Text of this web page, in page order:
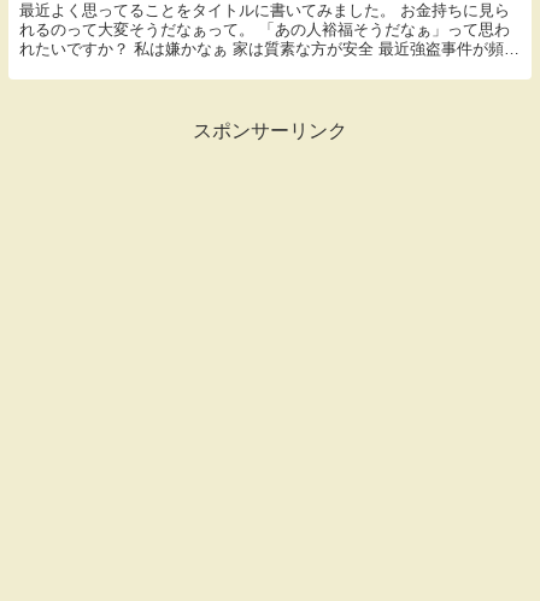
最近よく思ってることをタイトルに書いてみました。 お金持ちに見ら
れるのって大変そうだなぁって。 「あの人裕福そうだなぁ」って思わ
れたいですか？ 私は嫌かなぁ 家は質素な方が安全 最近強盗事件が頻発
スポンサーリンク